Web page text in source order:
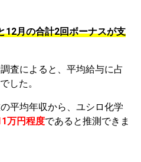
12月の合計2回ボーナスが支
査によると、平均給与に占
でした。
平均年収から、ユシロ化学
万円程度であると推測できま